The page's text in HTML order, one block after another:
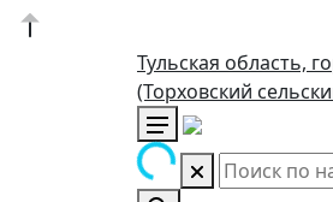
Тульская область,
(Торховский